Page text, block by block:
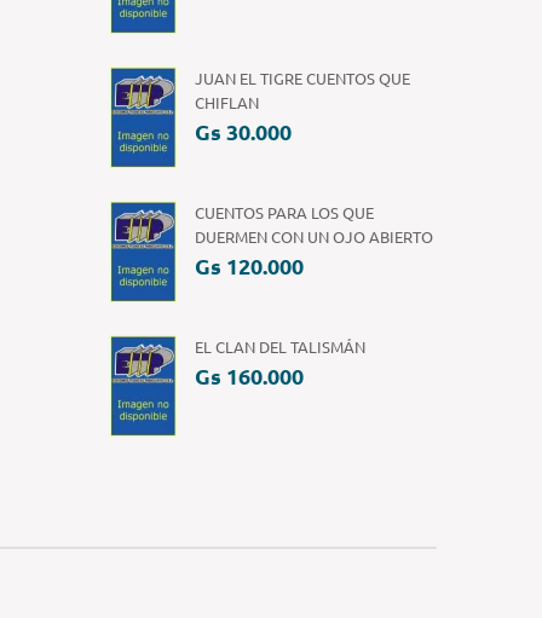
JUAN EL TIGRE CUENTOS QUE
CHIFLAN
Gs 30.000
CUENTOS PARA LOS QUE
DUERMEN CON UN OJO ABIERTO
Gs 120.000
EL CLAN DEL TALISMÁN
Gs 160.000